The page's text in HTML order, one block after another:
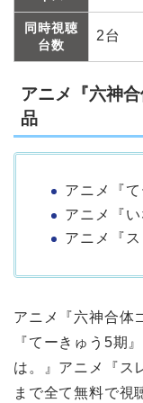
同時視聴
台数
2台
アニメ『六神
品
アニメ『て
アニメ『
アニメ『
アニメ『六神合体
『てーきゅう5期
は。』アニメ『ス
まで全て無料で視